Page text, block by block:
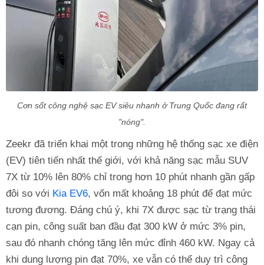
Cơn sốt công nghệ sạc EV siêu nhanh ở Trung Quốc đang rất
"nóng".
Zeekr đã triển khai một trong những hệ thống sạc xe điện
(EV) tiên tiến nhất thế giới, với khả năng sạc mẫu SUV
7X từ 10% lên 80% chỉ trong hơn 10 phút nhanh gần gấp
đôi so với Kia EV6, vốn mất khoảng 18 phút để đạt mức
tương đương. Đáng chú ý, khi 7X được sạc từ trạng thái
cạn pin, công suất ban đầu đạt 300 kW ở mức 3% pin,
sau đó nhanh chóng tăng lên mức đỉnh 460 kW. Ngay cả
khi dung lượng pin đạt 70%, xe vẫn có thể duy trì công